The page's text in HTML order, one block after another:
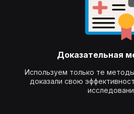
Доказательная
Используем только те
доказали свою